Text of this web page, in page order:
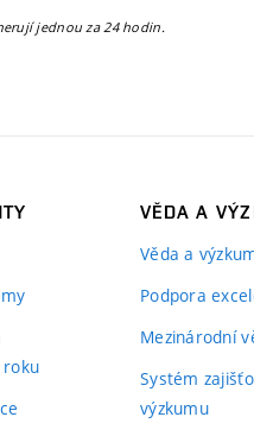
jednou za 24 hodin.
roku
VĚDA A
Věda a
Podpora
Mezinárodní
Systém
výzkumu